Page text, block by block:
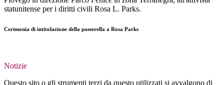
statunitense per i diritti civili Rosa L. Parks.
Cerimonia di intitolazione della passerella a Rosa Parks
Notizie
Questo sito o gli strumenti terzi da questo utilizzati si avvalgono di